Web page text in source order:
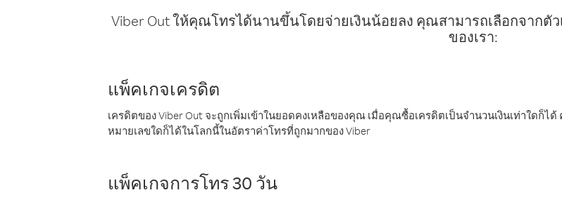
Viber Out ให้คุณโทรได้นานขึ้นโดยจ่ายเงินน้อยลง คุณสามารถเลือกจากตั
ของเรา:
แพ็คเกจเครดิต
เครดิตของ Viber Out จะถูกเพิ่มเข้าในยอดคงเหลือของคุณ เมื่อคุณซื้อเครดิตเป็นจำนวนเงินเท่าใดก็
หมายเลขใดก็ได้ในโลกนี้ในอัตราค่าโทรที่ถูกมากของ Viber
แพ็คเกจการโทร 30 วัน